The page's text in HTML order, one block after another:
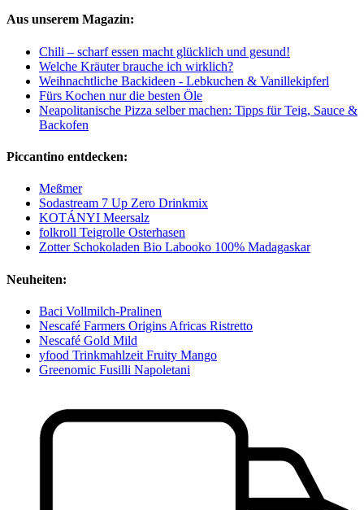
Aus unserem Magazin:
Chili – scharf essen macht glücklich und gesund!
Welche Kräuter brauche ich wirklich?
Weihnachtliche Backideen - Lebkuchen & Vanillekipferl
Fürs Kochen nur die besten Öle
Neapolitanische Pizza selber machen: Tipps für Teig, Sauce &
Backofen
Piccantino entdecken:
Meßmer
Sodastream 7 Up Zero Drinkmix
KOTÁNYI Meersalz
folkroll Teigrolle Osterhasen
Zotter Schokoladen Bio Labooko 100% Madagaskar
Neuheiten:
Baci Vollmilch-Pralinen
Nescafé Farmers Origins Africas Ristretto
Nescafé Gold Mild
yfood Trinkmahlzeit Fruity Mango
Greenomic Fusilli Napoletani